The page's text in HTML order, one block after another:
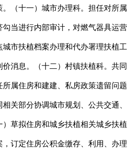
（十一）城市办理科。担任对所属
当进行内部审计，对燃气器具运营
市扶植档案办理和代办署理扶植工
消息。（十二）村镇扶植科。共同
属住房和建建、私房政策遗留问题
关部分协调城市规划、公共交通、
草拟住房和城乡扶植相关城乡扶植
订定住房公积金缴存、利用、办理